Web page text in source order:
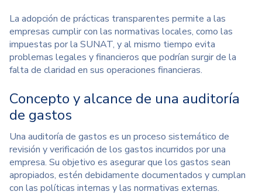
La adopción de prácticas transparentes permite a las
empresas cumplir con las normativas locales, como las
impuestas por la SUNAT, y al mismo tiempo evita
problemas legales y financieros que podrían surgir de la
falta de claridad en sus operaciones financieras.
Concepto y alcance de una auditoría
de gastos
Una auditoría de gastos es un proceso sistemático de
revisión y verificación de los gastos incurridos por una
empresa. Su objetivo es asegurar que los gastos sean
apropiados, estén debidamente documentados y cumplan
con las políticas internas y las normativas externas.